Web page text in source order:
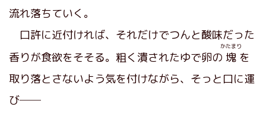
流れ落ちていく。
口許に近付ければ、それだけでつんと酸味だった
香りが食欲をそそる。粗く潰されたゆで卵の 塊
かたまり
を
取り落とさないよう気を付けながら、そっと口に運
び──